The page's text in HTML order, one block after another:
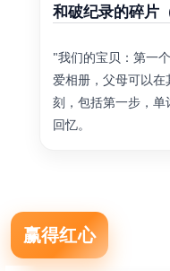
和破纪录的碎片
"我们的宝贝：第一
爱相册，父母可以
刻，包括第一步，
回忆。
赢得红心